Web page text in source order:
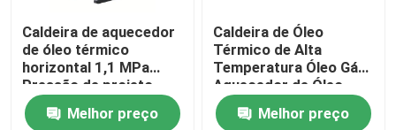
Caldeira de aquecedor
de óleo térmico
horizontal 1,1 MPa
Pressão de projeto
96% de eficiência
térmicaMelhor preço
Caldeira de Óleo
Térmico de Alta
Temperatura Óleo Gás
Aquecedor de Óleo
Quente Horizontal
Melhor preço